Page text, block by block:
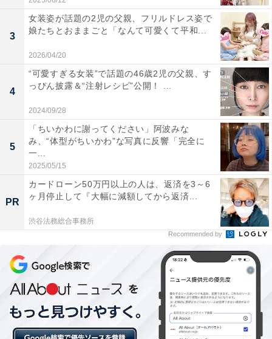
3
女装姿が話題の2児の父親、フリルドレス姿で
娘たちとおままごと「なんて可愛くて平和...
2026/04/20
4
“可愛すぎる女装”で話題の46歳2児の父親、す
っぴん披露＆“注射レシピ”公開！ ...
2024/09/28
5
「ちいかわに謝ってください」阿波みな
み、“体型がちいかわ”な写真に反響「完全に
一...
2025/05/15
PR
カードローン50万円以上の人は、返済を3～6
ヶ月停止して『大幅に減額してから返済...
渋谷法務総合事務所
Recommended by